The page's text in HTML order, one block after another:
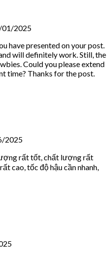
01/2025
have presented on your post.
will definitely work. Still, the
Could you please extend
time? Thanks for the post.
2025
rất tốt, chất lượng rất
cao, tốc độ hậu cần nhanh,